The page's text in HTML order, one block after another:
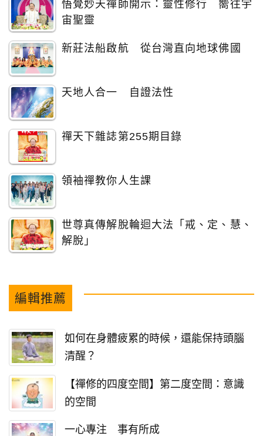
悟覺妙天禪師開示：靈性修行 嚮往宇
宙聖靈
新莊法船啟航 從台灣直向地球佛國
天地人合一 自證法性
禪天下雜誌第255期目錄
領袖禪教你人生課
世尊真傳解脫輪迴大法「戒、定、慧、
解脫」
編輯推薦
如何在身體疲累的時候，還能保持頭腦
清醒？
【禪修的四度空間】第二度空間：意識
的空間
一心專注 事有所成